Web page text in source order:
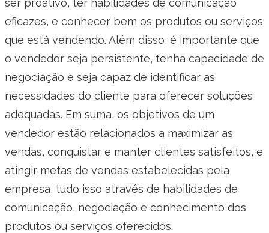
eficazes, e conhecer bem os produtos ou serviços
que está vendendo. Além disso, é importante que
o vendedor seja persistente, tenha capacidade de
negociação e seja capaz de identificar as
necessidades do cliente para oferecer soluções
adequadas. Em suma, os objetivos de um
vendedor estão relacionados a maximizar as
vendas, conquistar e manter clientes satisfeitos, e
atingir metas de vendas estabelecidas pela
empresa, tudo isso através de habilidades de
comunicação, negociação e conhecimento dos
produtos ou serviços oferecidos.